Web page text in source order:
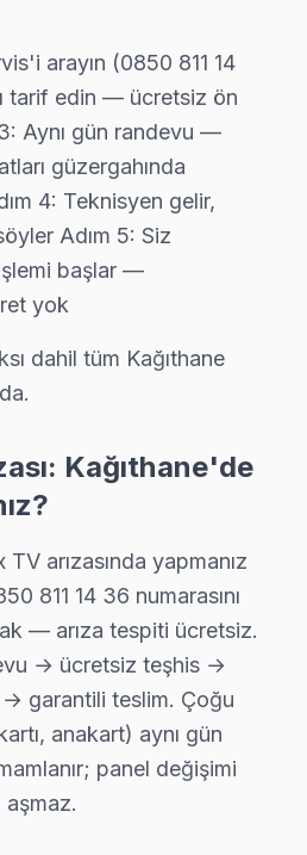
Servis Hizmet Bölgesi
gelen Finlux TV tamir servisi
Ekibi — Kağıthane
Uzmanı
sertifikası
yedek parça tedarikçisi
tüm Finlux modelleri
arayın (0850 811 14
tarif edin — ücretsiz ön
3: Aynı gün randevu —
güzergahında
4: Teknisyen gelir,
Adım 5: Siz
başlar —
yok
dahil tüm Kağıthane
Kağıthane'de
arızasında yapmanız
811 14 36 numarasını
— arıza tespiti ücretsiz.
→ ücretsiz teşhis →
garantili teslim. Çoğu
anakart) aynı gün
panel değişimi
aşmaz.